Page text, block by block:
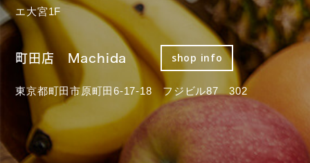
エ大宮1F
町田店 Machida shop info
東京都町田市原町田6-17-18 フジビル87 302